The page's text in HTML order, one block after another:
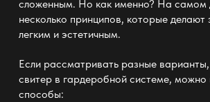
сложенным. Но как именно? На самом
несколько принципов, которые делают
легким и эстетичным.
Если рассматривать разные варианты,
свитер в гардеробной системе, можно
способы: